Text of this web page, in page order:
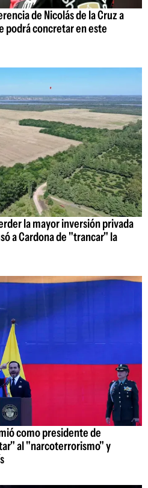
de Nicolás de la Cruz a
podrá concretar en este
la mayor inversión privada
a Cardona de "trancar" la
como presidente de
al "narcoterrorismo" y